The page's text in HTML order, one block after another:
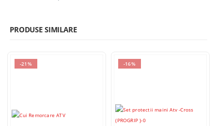
PRODUSE SIMILARE
-21% -16%